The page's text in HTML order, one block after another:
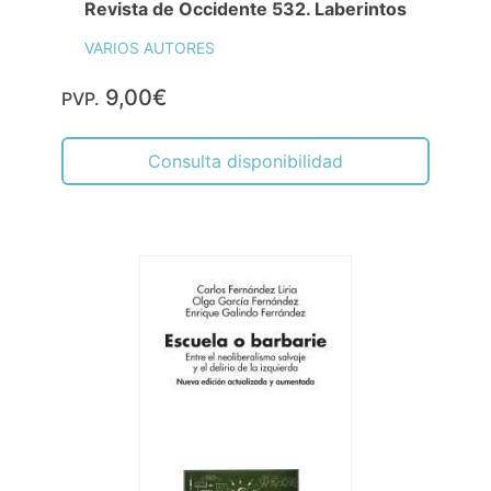
Revista de Occidente 532. Laberintos
VARIOS AUTORES
PVP. 9,00€
Consulta disponibilidad